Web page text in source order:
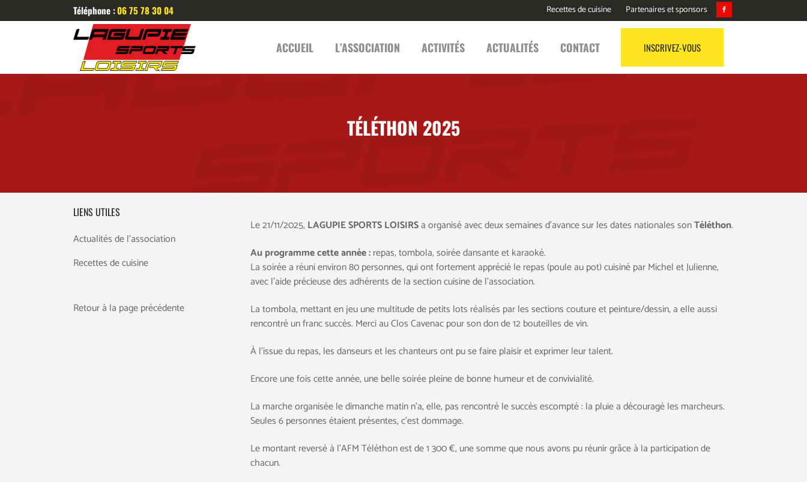
Téléphone :06 75 78 30 04 Recettes de cuisine Partenaires et sponsors
INSCRIVEZ-VOUS
ACCUEIL L’ASSOCIATION ACTIVITÉS ACTUALITÉS CONTACT
TÉLÉTHON 2025
LIENS UTILES
Actualités de l’association
Recettes de cuisine
Retour à la page précédente
Le 21/11/2025,LAGUPIE SPORTS LOISIRSa organisé avec deux semaines d’avance sur les dates nationales sonTéléthon.
Au programme cette année :repas, tombola, soirée dansante et karaoké.
La soirée a réuni environ 80 personnes, qui ont fortement apprécié le repas (poule au pot) cuisiné par Michel et Julienne,
avec l’aide précieuse des adhérents de la section cuisine de l’association.
La tombola, mettant en jeu une multitude de petits lots réalisés par les sections couture et peinture/dessin, a elle aussi
rencontré un franc succès. Merci au Clos Cavenac pour son don de 12 bouteilles de vin.
À l’issue du repas, les danseurs et les chanteurs ont pu se faire plaisir et exprimer leur talent.
Encore une fois cette année, une belle soirée pleine de bonne humeur et de convivialité.
La marche organisée le dimanche matin n’a, elle, pas rencontré le succès escompté : la pluie a découragé les marcheurs.
Seules 6 personnes étaient présentes, c’est dommage.
Le montant reversé à l’AFM Téléthon est de 1 300 €, une somme que nous avons pu réunir grâce à la participation de
chacun.